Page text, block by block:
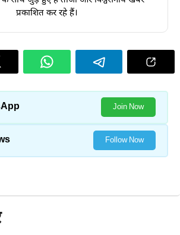
प्रकाशित कर रहे हैं।
Join Now
Follow Now